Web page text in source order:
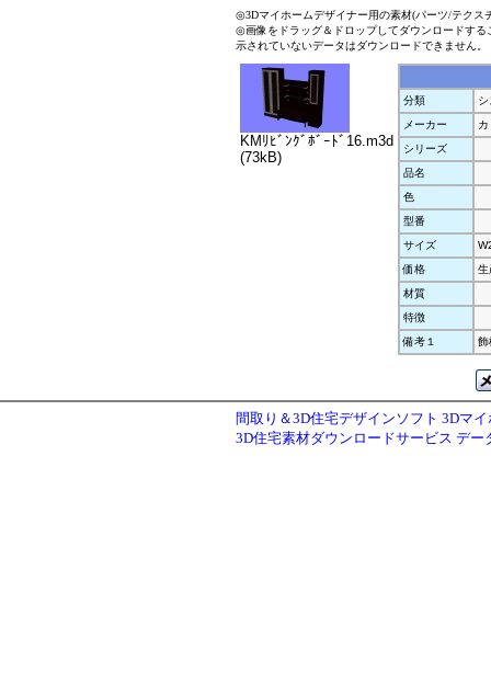
◎3Dマイホームデザイナー用の素材(パーツ/テクス
◎画像をドラッグ＆ドロップしてダウンロードす
示されていないデータはダウンロードできません。
KMﾘﾋﾞﾝｸﾞﾎﾞｰﾄﾞ16.m3d
(73kB)
分類
メーカー
シリーズ
品名
色
型番
サイズ
価格
生
材質
特徴
備考１
飾
間取り＆3D住宅デザインソフト 3Dマ
3D住宅素材ダウンロードサービス デー